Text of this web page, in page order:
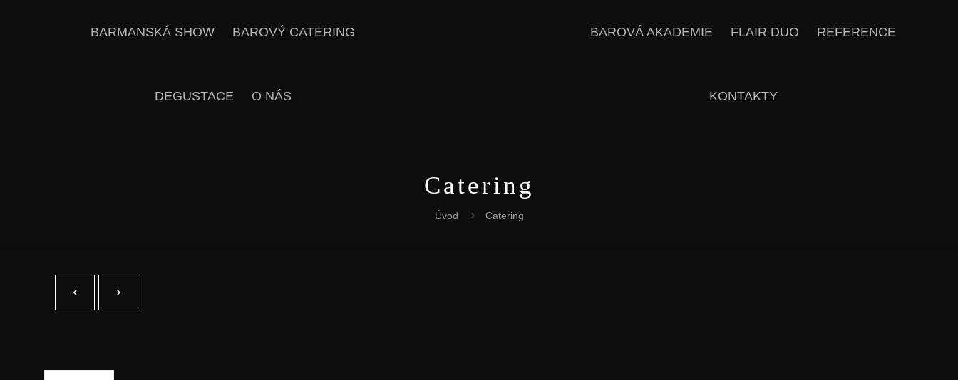
BARMANSKÁ SHOW BAROVÝ CATERING
DEGUSTACE O NÁS
BAROVÁ AKADEMIE FLAIR DUO REFERENCE
KONTAKTY
Catering
Úvod Catering